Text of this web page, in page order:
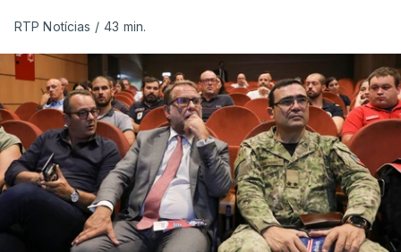
RTP Notícias / 43 min.